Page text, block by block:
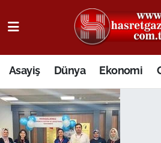
Asayiş Dünya Ekonomi
Osmaniye Nöbetçi
Osmaniye Hava Durumu
Osmaniye Trafik Yoğunluk
Süper Lig Puan Durumu